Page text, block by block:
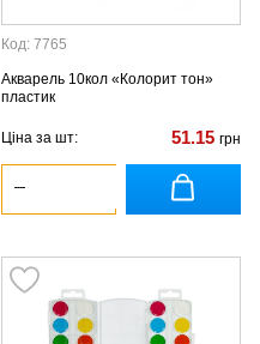
Код: 7765
Акварель 10кол «Колорит тон»
пластик
Ціна за шт: 51.15 грн